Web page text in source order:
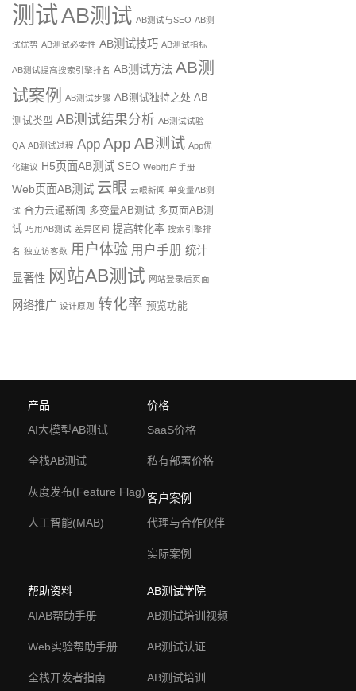
测试AB测试 AB测试与SEO AB测
试优势 AB测试必要性 AB测试技巧 AB测试指标
AB测试提高搜索引擎排名 AB测试方法 AB测
试案例
AB测试步骤 AB测试独特之处 AB
测试类型 AB测试结果分析 AB测试试验
QA AB测试过程 App App AB测试 App优
化建议 H5页面AB测试 SEO Web用户手册
Web页面AB测试 云眼 云眼新闻 单变量AB测
试 合力云通新闻 多变量AB测试 多页面AB测
试 巧用AB测试 差异区间 提高转化率 搜索引擎排
名 独立访客数 用户体验 用户手册 统计
显著性 网站AB测试 网站登录后页面
网络推广 设计原则 转化率 预览功能
产品
AI大模型AB测试
全栈AB测试
灰度发布(Feature Flag)
人工智能(MAB)
价格
SaaS价格
私有部署价格
客户案例
代理与合作伙伴
实际案例
帮助资料
AIAB帮助手册
Web实验帮助手册
全栈开发者指南
AB测试学院
AB测试培训视频
AB测试认证
AB测试培训